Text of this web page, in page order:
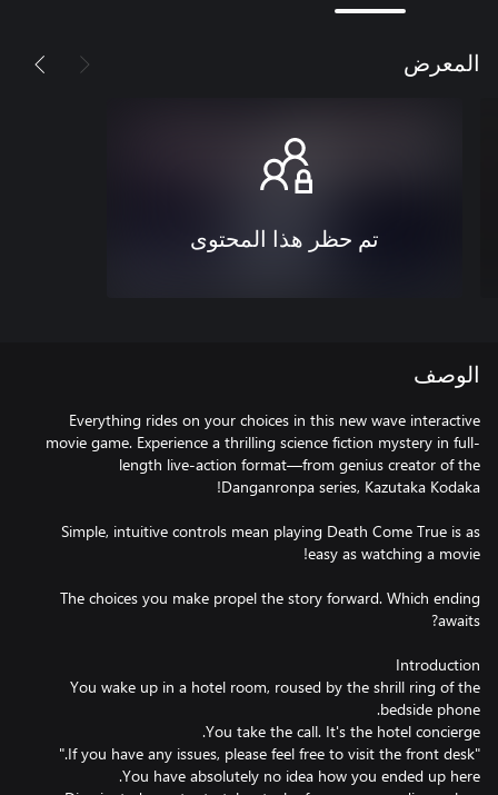
المعرض
تم حظر هذا المحتوى
الوصف
Everything rides on your choices in this new wave interactive
movie game. Experience a thrilling science fiction mystery in full-
length live-action format—from genius creator of the
Simple, intuitive controls mean playing Death Come True is as
The choices you make propel the story forward. Which ending
You wake up in a hotel room, roused by the shrill ring of the